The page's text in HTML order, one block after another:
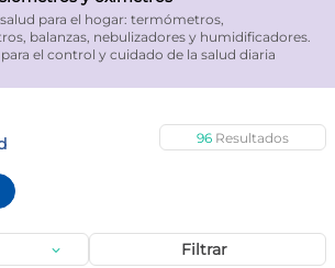
para el hogar: termómetros,
balanzas, nebulizadores y humidificadores.
el control y cuidado de la salud diaria
96
Filtrar